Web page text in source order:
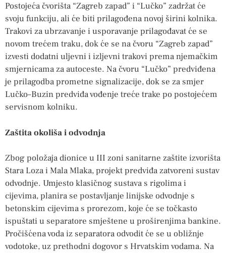
Postojeća čvorišta “Zagreb zapad” i “Lučko” zadržat će
svoju funkciju, ali će biti prilagođena novoj širini kolnika.
Trakovi za ubrzavanje i usporavanje prilagođavat će se
novom trećem traku, dok će se na čvoru “Zagreb zapad”
izvesti dodatni uljevni i izljevni trakovi prema njemačkim
smjernicama za autoceste. Na čvoru “Lučko” predviđena
je prilagodba prometne signalizacije, dok se za smjer
Lučko–Buzin predviđa vođenje treće trake po postojećem
servisnom kolniku.
Zaštita okoliša i odvodnja
Zbog položaja dionice u III zoni sanitarne zaštite izvorišta
Stara Loza i Mala Mlaka, projekt predviđa zatvoreni sustav
odvodnje. Umjesto klasičnog sustava s rigolima i
cijevima, planira se postavljanje linijske odvodnje s
betonskim cijevima s prorezom, koje će se točkasto
ispuštati u separatore smještene u proširenjima bankine.
Pročišćena voda iz separatora odvodit će se u obližnje
vodotoke, uz prethodni dogovor s Hrvatskim vodama. Na